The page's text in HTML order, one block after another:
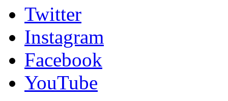
Twitter
Instagram
Facebook
YouTube